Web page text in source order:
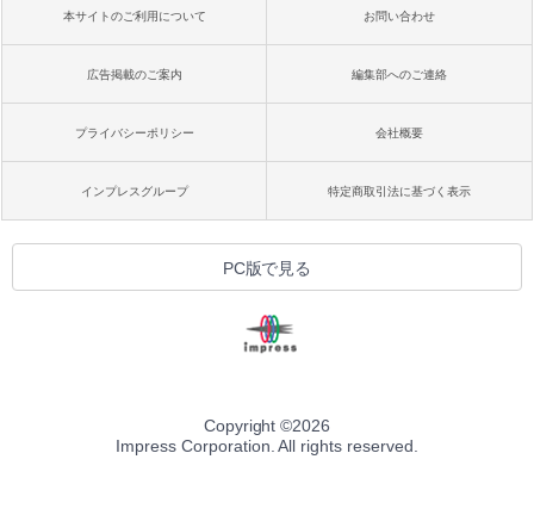
本サイトのご利用について お問い合わせ
広告掲載のご案内 編集部へのご連絡
プライバシーポリシー 会社概要
インプレスグループ 特定商取引法に基づく表示
PC版で見る
Copyright ©2026
Impress Corporation. All rights reserved.